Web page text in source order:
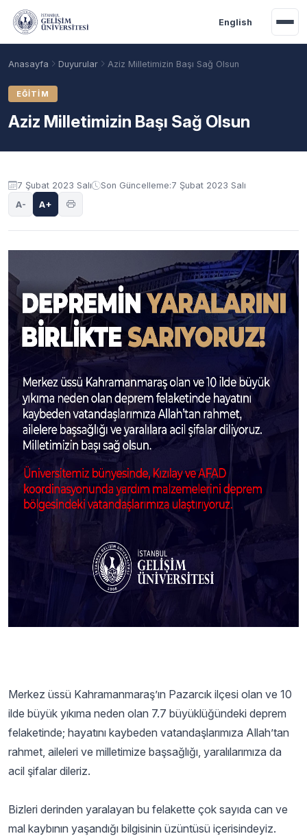
Ana içeriğe geç
English
Akademik Takvim Burslar Taban Puanlar
Anasayfa Duyurular Aziz Milletimizin Başı Sağ Olsun
EĞITIM
Aziz Milletimizin Başı Sağ Olsun
Duyuru içeriği
7 Şubat 2023 Salı Son Güncelleme:7 Şubat 2023 Salı
A- A+
Merkez üssü Kahramanmaraş’ın Pazarcık ilçesi olan ve 10
ilde büyük yıkıma neden olan 7.7 büyüklüğündeki deprem
felaketinde; hayatını kaybeden vatandaşlarımıza Allah’tan
rahmet, aileleri ve milletimize başsağlığı, yaralılarımıza da
acil şifalar dileriz.
Bizleri derinden yaralayan bu felakette çok sayıda can ve
mal kaybının yaşandığı bilgisinin üzüntüsü içerisindeyiz.